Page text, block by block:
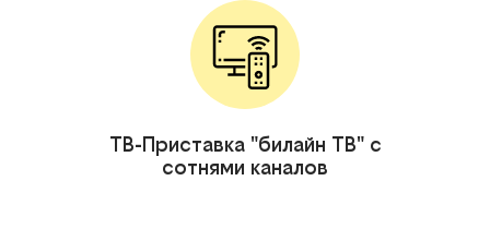
ТВ-Приставка "билайн ТВ" с
сотнями каналов